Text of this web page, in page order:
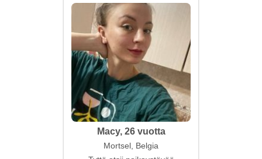
Macy, 26 vuotta
Mortsel, Belgia